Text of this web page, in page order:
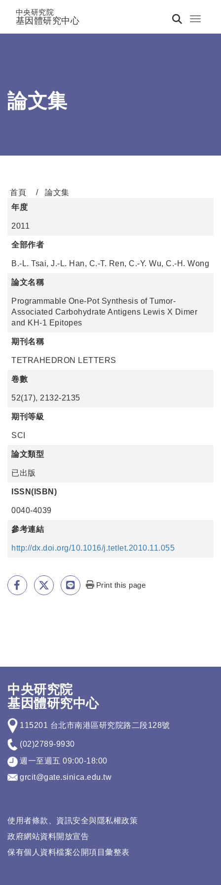
Toggle
中央研究院
基因體研究中心
論文集
首頁
論文集
年度
2011
全部作者
B.-L. Tsai, J.-L. Han, C.-T. Ren, C.-Y. Wu, C.-H. Wong
論文名稱
Programmable One-Pot Synthesis of Tumor-
Associated Carbohydrate Antigens Lewis X Dimer
and KH-1 Epitopes
期刊名稱
TETRAHEDRON LETTERS
卷數
52(17), 2132-2135
期刊等級
SCI
論文類型
已出版
ISSN(ISBN)
0040-4039
參考連結
http://dx.doi.org/10.1016/j.tetlet.2010.11.055
Print this page
中央研究院
基因體研究中心
115201 台北市南港區研究院路二段128號
(02)2789-9930
週一至週五 09:00-18:00
grcit@gate.sinica.edu.tw
使用者條款、資訊安全與隱私權政策
政府網站資料開放宣告
保有個人資料檔案公開項目彙整表